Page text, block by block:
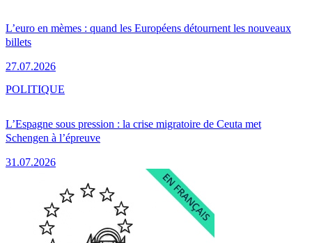
L’euro en mèmes : quand les Européens détournent les nouveaux
billets
27.07.2026
L’Espagne sous pression : la crise migratoire de Ceuta met
Schengen à l’épreuve
31.07.2026
POLITIQUE